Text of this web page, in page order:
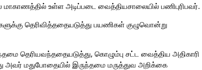
உள்ள அடிப்படை வைத்தியசாலையில் பணிபுரிபவர்.
தெரிவித்ததையடுத்து பயணிகள் குழுவொன்று
தெரியவந்ததையடுத்து, கொழும்பு சட்ட வைத்திய அதிகாரி
அவர் மதுபோதையில் இருந்தமை மருத்துவ அறிக்கை